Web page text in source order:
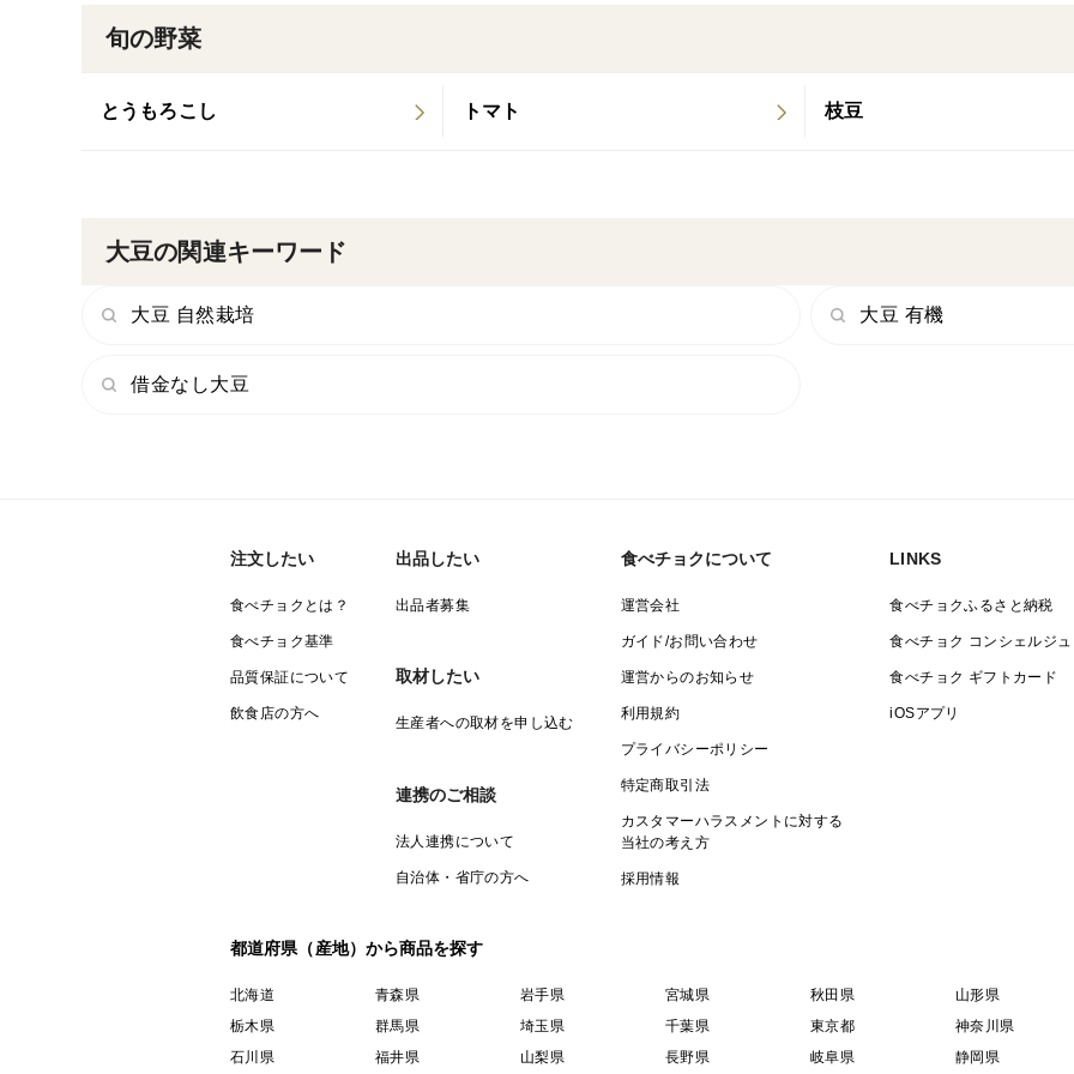
旬の野菜
とうもろこし トマト 枝豆
大豆の関連キーワード
大豆 自然栽培 大豆 有機
借金なし大豆
注文したい
食べチョクとは？
食べチョク基準
品質保証について
飲食店の方へ
出品したい
出品者募集
取材したい
生産者への取材を申し込む
連携のご相談
法人連携について
自治体・省庁の方へ
食べチョクについて
運営会社
ガイド/お問い合わせ
運営からのお知らせ
利用規約
プライバシーポリシー
特定商取引法
カスタマーハラスメントに対する
当社の考え方
採用情報
LINKS
食べチョクふるさと納税
食べチョク コンシェルジュ
食べチョク ギフトカード
iOSアプリ
都道府県（産地）から商品を探す
北海道 青森県 岩手県 宮城県 秋田県 山形県
栃木県
群馬県 埼玉県 千葉県 東京都 神奈川県
石川県
福井県 山梨県 長野県 岐阜県 静岡県